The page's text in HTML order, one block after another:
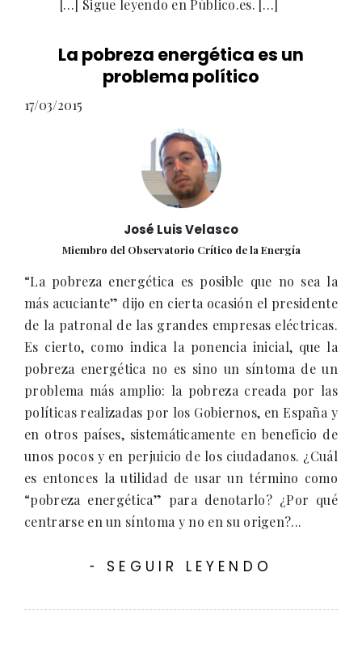
[…] Sigue leyendo en Público.es. […]
La pobreza energética es un
problema político
17/03/2015
José Luis Velasco
Miembro del Observatorio Crítico de la Energía
“La pobreza energética es posible que no sea la
más acuciante” dijo en cierta ocasión el presidente
de la patronal de las grandes empresas eléctricas.
Es cierto, como indica la ponencia inicial, que la
pobreza energética no es sino un síntoma de un
problema más amplio: la pobreza creada por las
políticas realizadas por los Gobiernos, en España y
en otros países, sistemáticamente en beneficio de
unos pocos y en perjuicio de los ciudadanos. ¿Cuál
es entonces la utilidad de usar un término como
“pobreza energética” para denotarlo? ¿Por qué
centrarse en un síntoma y no en su origen?...
- SEGUIR LEYENDO